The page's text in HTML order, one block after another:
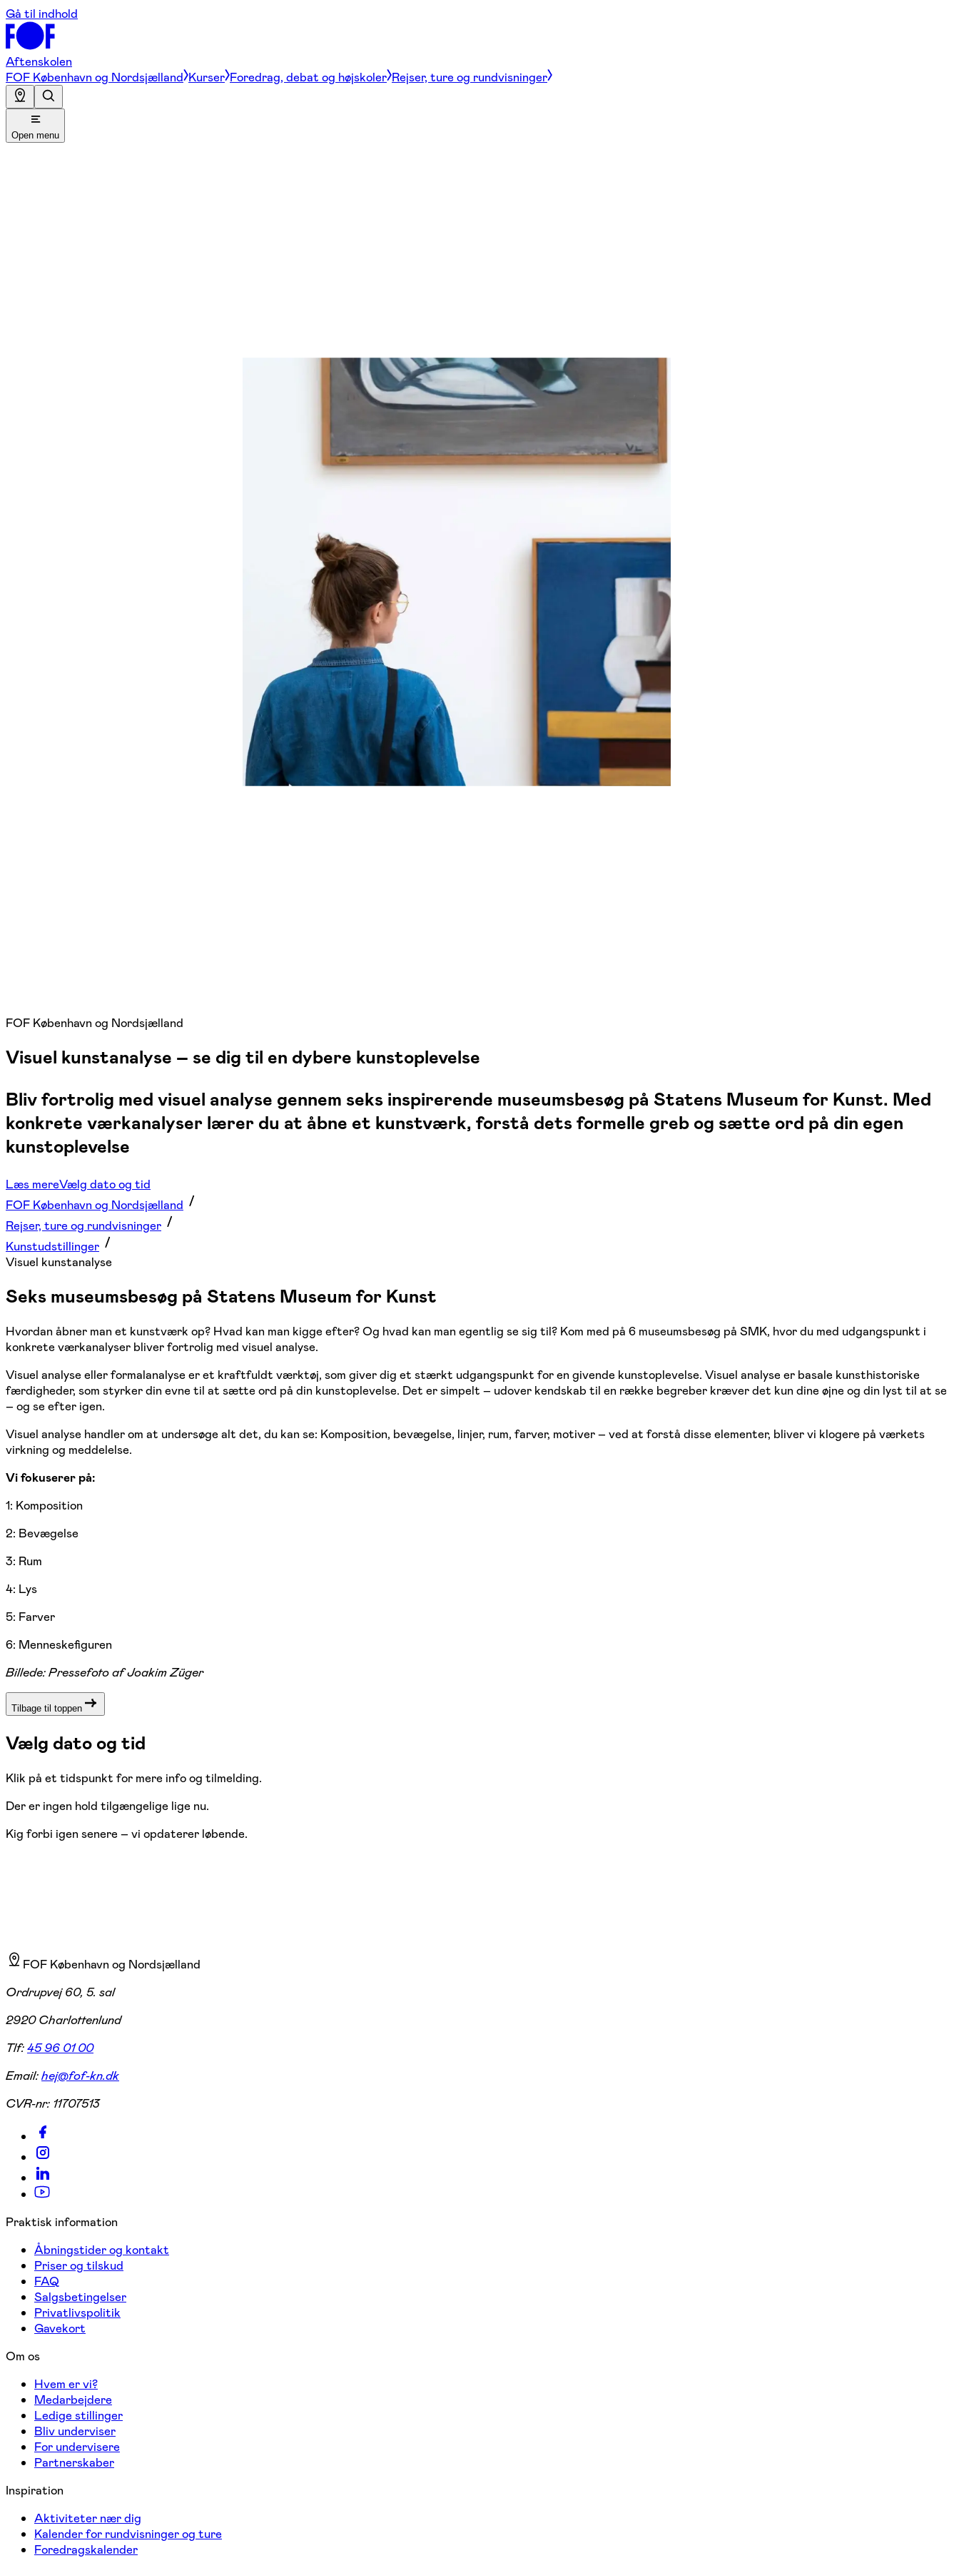
Gå til indhold
Aftenskolen
FOF København og Nordsjælland Kurser Foredrag, debat og højskoler Rejser, ture og rundvisninger
Open menu
FOF København og Nordsjælland
Visuel kunstanalyse – se dig til en dybere kunstoplevelse
Bliv fortrolig med visuel analyse gennem seks inspirerende museumsbesøg på Statens Museum for Kunst. Med
konkrete værkanalyser lærer du at åbne et kunstværk, forstå dets formelle greb og sætte ord på din egen
kunstoplevelse
Læs mereVælg dato og tid
FOF København og Nordsjælland
Rejser, ture og rundvisninger
Kunstudstillinger
Visuel kunstanalyse
Seks museumsbesøg på Statens Museum for Kunst
Hvordan åbner man et kunstværk op? Hvad kan man kigge efter? Og hvad kan man egentlig se sig til? Kom med på 6 museumsbesøg på SMK, hvor du med udgangspunkt i
konkrete værkanalyser bliver fortrolig med visuel analyse.
Visuel analyse eller formalanalyse er et kraftfuldt værktøj, som giver dig et stærkt udgangspunkt for en givende kunstoplevelse. Visuel analyse er basale kunsthistoriske
færdigheder, som styrker din evne til at sætte ord på din kunstoplevelse. Det er simpelt – udover kendskab til en række begreber kræver det kun dine øjne og din lyst til at se
– og se efter igen.
Visuel analyse handler om at undersøge alt det, du kan se: Komposition, bevægelse, linjer, rum, farver, motiver – ved at forstå disse elementer, bliver vi klogere på værkets
virkning og meddelelse.
Vi fokuserer på:
1: Komposition
2: Bevægelse
3: Rum
4: Lys
5: Farver
6: Menneskefiguren
Billede: Pressefoto af Joakim Züger
Tilbage til toppen
Vælg dato og tid
Klik på et tidspunkt for mere info og tilmelding.
Der er ingen hold tilgængelige lige nu.
Kig forbi igen senere – vi opdaterer løbende.
FOF København og Nordsjælland
Ordrupvej 60, 5. sal
2920 Charlottenlund
Tlf:45 96 01 00
Email:hej@fof-kn.dk
CVR-nr: 11707513
Praktisk information
Åbningstider og kontakt
Priser og tilskud
FAQ
Salgsbetingelser
Privatlivspolitik
Gavekort
Om os
Hvem er vi?
Medarbejdere
Ledige stillinger
Bliv underviser
For undervisere
Partnerskaber
Inspiration
Aktiviteter nær dig
Kalender for rundvisninger og ture
Foredragskalender